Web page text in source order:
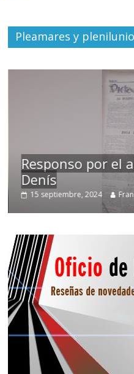
Pleamares y
Responso por el
Denís
15 septiembre, 2024